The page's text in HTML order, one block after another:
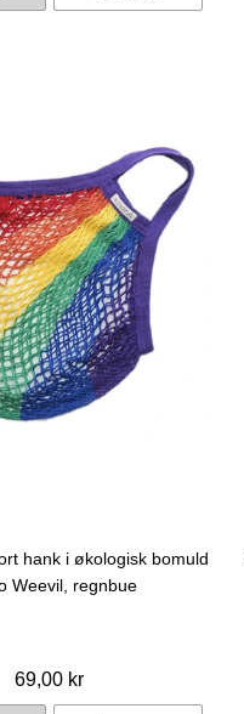
hank i økologisk bomuld
Weevil, regnbue
69,00 kr